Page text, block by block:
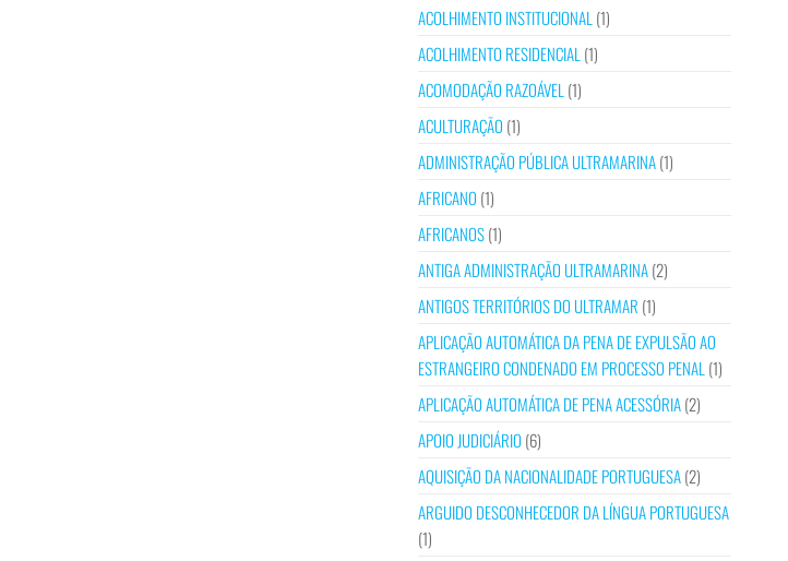
ACOLHIMENTO INSTITUCIONAL (1)
ACOLHIMENTO RESIDENCIAL (1)
ACOMODAÇÃO RAZOÁVEL (1)
ACULTURAÇÃO (1)
ADMINISTRAÇÃO PÚBLICA ULTRAMARINA(1)
AFRICANO (1)
AFRICANOS(1)
ANTIGA ADMINISTRAÇÃO ULTRAMARINA(2)
ANTIGOS TERRITÓRIOS DO ULTRAMAR (1)
APLICAÇÃO AUTOMÁTICA DA PENA DE EXPULSÃO AO
ESTRANGEIRO CONDENADO EM PROCESSO PENAL (1)
APLICAÇÃO AUTOMÁTICA DE PENA ACESSÓRIA(2)
APOIO JUDICIÁRIO (6)
AQUISIÇÃO DA NACIONALIDADE PORTUGUESA(2)
ARGUIDO DESCONHECEDOR DA LÍNGUA PORTUGUESA
(1)